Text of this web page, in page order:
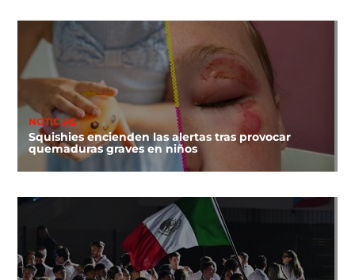
NOTICIAS
Squishies encienden las alertas tras provocar
quemaduras graves en niños